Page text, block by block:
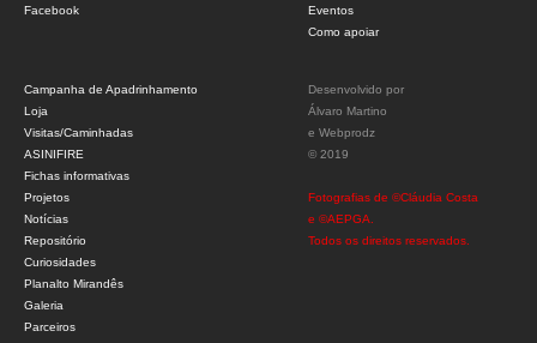
Facebook
Eventos
Como apoiar
Campanha de Apadrinhamento
Loja
Visitas/Caminhadas
ASINIFIRE
Fichas informativas
Projetos
Notícias
Repositório
Curiosidades
Planalto Mirandês
Galeria
Parceiros
Desenvolvido por
Álvaro Martino
e Webprodz
© 2019
Fotografias de ©Cláudia Costa
e ©AEPGA.
Todos os direitos reservados.